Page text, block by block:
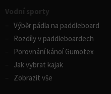
Vodní sporty
Výběr pádla na paddleboard
Rozdíly v paddleboardech
Porovnání kánoí Gumotex
Jak vybrat kajak
Zobrazit vše